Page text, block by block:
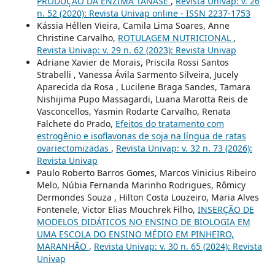
n. 52 (2020): Revista Univap online - ISSN 2237-1753
Kássia Héllen Vieira, Camila Lima Soares, Anne
Christine Carvalho, ROTULAGEM NUTRICIONAL ,
Revista Univap: v. 29 n. 62 (2023): Revista Univap
Adriane Xavier de Morais, Priscila Rossi Santos
Strabelli , Vanessa Ávila Sarmento Silveira, Jucely
Aparecida da Rosa , Lucilene Braga Sandes, Tamara
Nishijima Pupo Massagardi, Luana Marotta Reis de
Vasconcellos, Yasmin Rodarte Carvalho, Renata
Falchete do Prado, Efeitos do tratamento com
estrogênio e isoflavonas de soja na língua de ratas
ovariectomizadas , Revista Univap: v. 32 n. 73 (2026):
Revista Univap
Paulo Roberto Barros Gomes, Marcos Vinicius Ribeiro
Melo, Núbia Fernanda Marinho Rodrigues, Rômicy
Dermondes Souza , Hilton Costa Louzeiro, Maria Alves
Fontenele, Victor Elias Mouchrek Filho, INSERÇÃO DE
MODELOS DIDÁTICOS NO ENSINO DE BIOLOGIA EM
UMA ESCOLA DO ENSINO MÉDIO EM PINHEIRO,
MARANHÃO , Revista Univap: v. 30 n. 65 (2024): Revista
Univap